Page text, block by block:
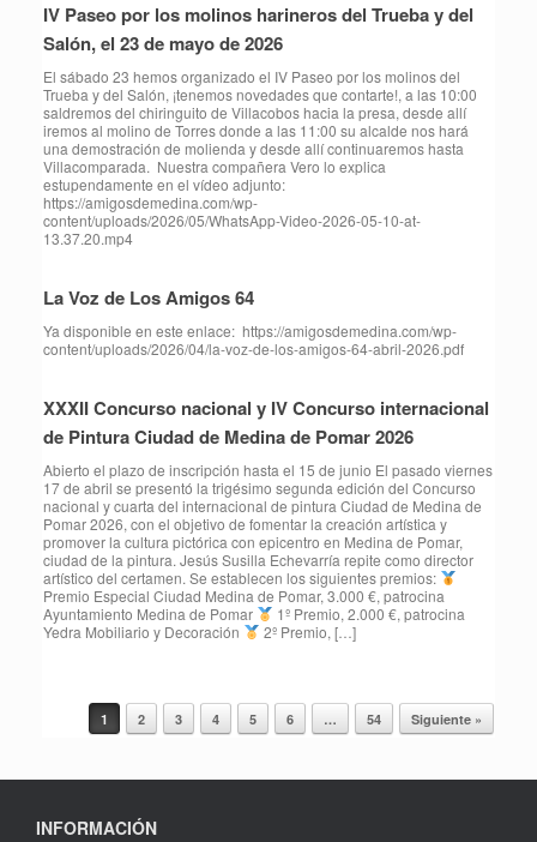
IV Paseo por los molinos harineros del Trueba y del
Salón, el 23 de mayo de 2026
⁠El sábado 23 hemos organizado el IV Paseo por los molinos del
Trueba y del Salón, ¡tenemos novedades que contarte!, a las 10:00
saldremos del chiringuito de Villacobos hacia la presa, desde allí
iremos al molino de Torres donde a las 11:00 su alcalde nos hará
una demostración de molienda y desde allí continuaremos hasta
Villacomparada. Nuestra compañera Vero lo explica
estupendamente en el vídeo adjunto:
https://amigosdemedina.com/wp-
content/uploads/2026/05/WhatsApp-Video-2026-05-10-at-
13.37.20.mp4
La Voz de Los Amigos 64
Ya disponible en este enlace: https://amigosdemedina.com/wp-
content/uploads/2026/04/la-voz-de-los-amigos-64-abril-2026.pdf
XXXII Concurso nacional y IV Concurso internacional
de Pintura Ciudad de Medina de Pomar 2026
Abierto el plazo de inscripción hasta el 15 de junio El pasado viernes
17 de abril se presentó la trigésimo segunda edición del Concurso
nacional y cuarta del internacional de pintura Ciudad de Medina de
Pomar 2026, con el objetivo de fomentar la creación artística y
promover la cultura pictórica con epicentro en Medina de Pomar,
ciudad de la pintura. Jesús Susilla Echevarría repite como director
artístico del certamen. Se establecen los siguientes premios:
Premio Especial Ciudad Medina de Pomar, 3.000 €, patrocina
Ayuntamiento Medina de Pomar
1º Premio, 2.000 €, patrocina
Yedra Mobiliario y Decoración
2º Premio, […]
Navegador de artículos
1 2 3 4 5 6 … 54 Siguiente »
INFORMACIÓN